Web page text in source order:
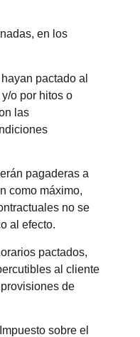
en los
pactado al
o por hitos o
las
pagaderas a
como máximo,
no se
al efecto.
pactados,
al cliente
de
sobre el